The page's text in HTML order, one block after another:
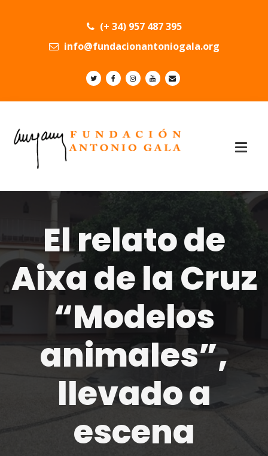
(+ 34) 957 487 395
info@fundacionantoniogala.org
El relato de
Aixa de la Cruz
“Modelos
animales”,
llevado a
escena